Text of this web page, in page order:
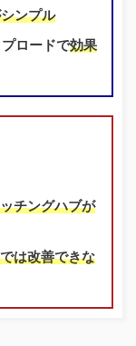
ンプル
ロードで効果
チングハブが
は改善できな